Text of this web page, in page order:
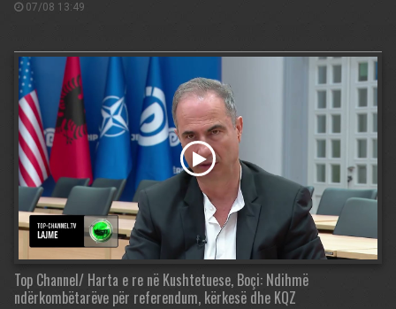
07/08 13:49
Top Channel/ Harta e re në Kushtetuese, Boçi: Ndihmë
ndërkombëtarëve për referendum, kërkesë dhe KQZ